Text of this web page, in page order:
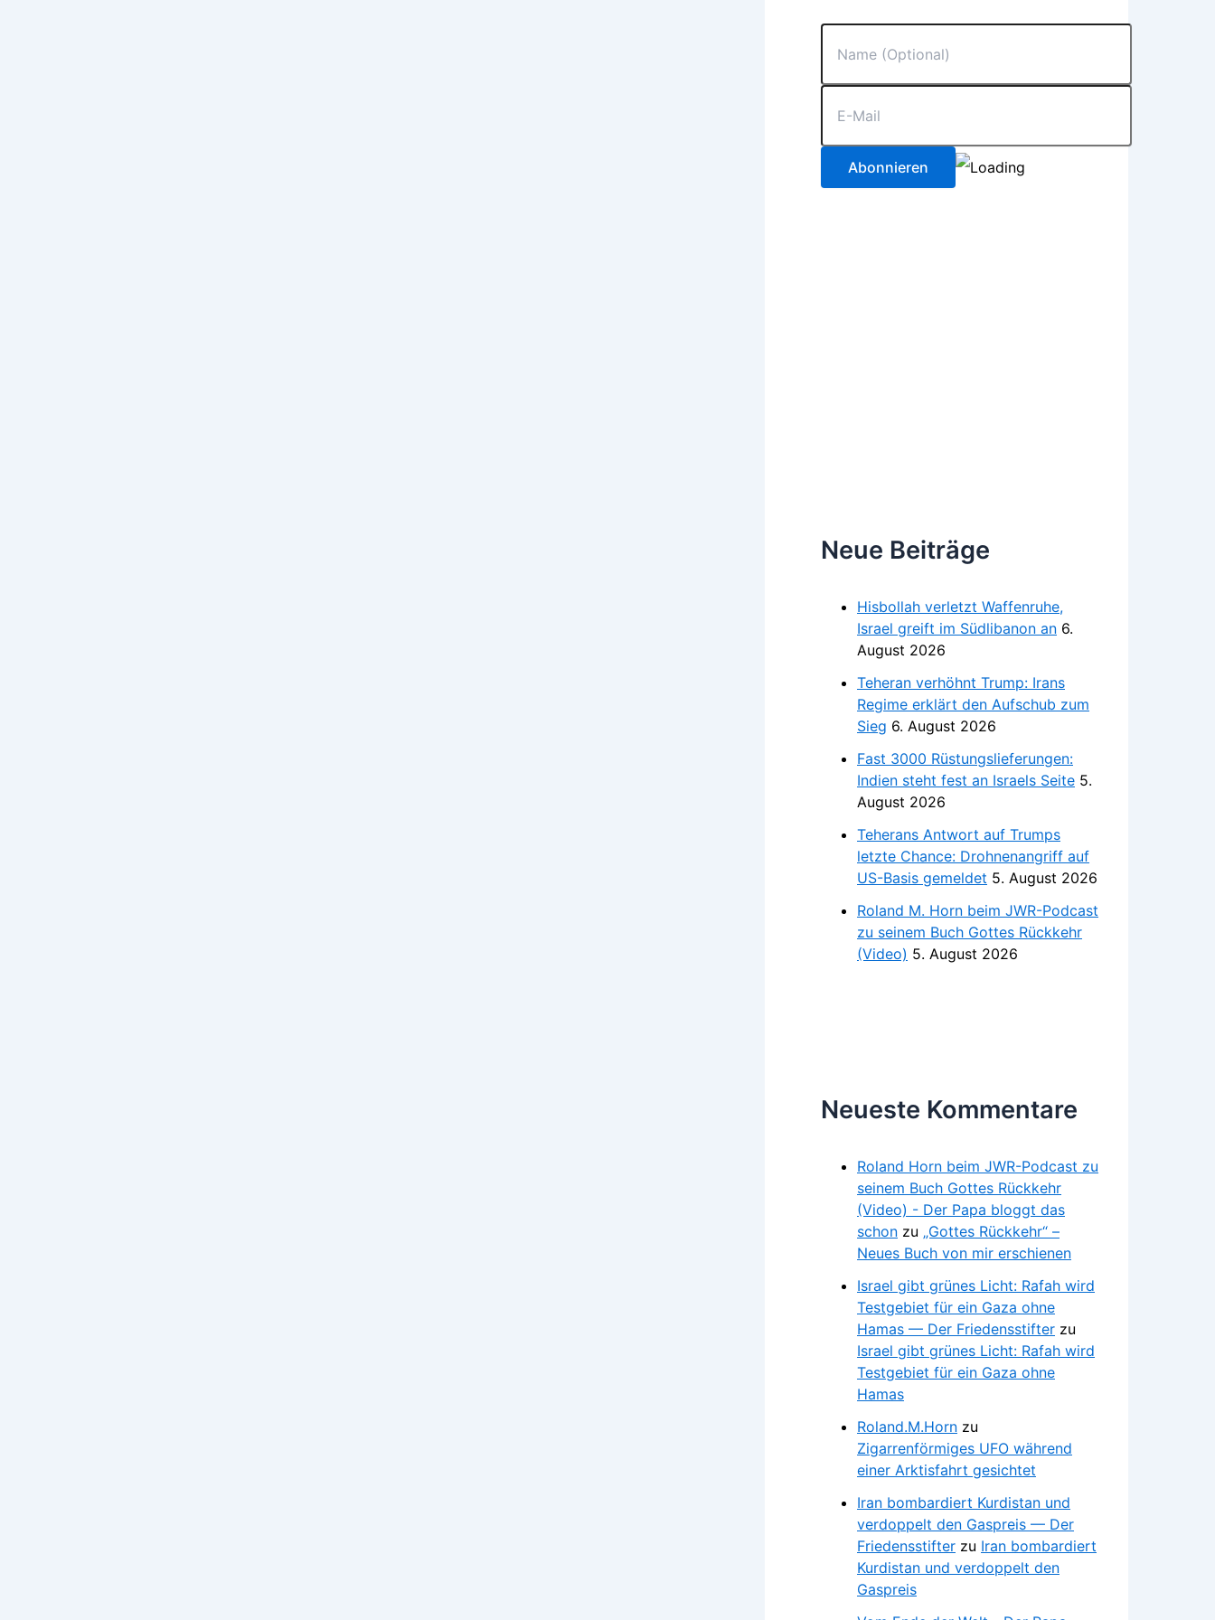
Neue Beiträge
Hisbollah verletzt Waffenruhe,
Israel greift im Südlibanon an 6.
August 2026
Teheran verhöhnt Trump: Irans
Regime erklärt den Aufschub zum
Sieg 6. August 2026
Fast 3000 Rüstungslieferungen:
Indien steht fest an Israels Seite 5.
August 2026
Teherans Antwort auf Trumps
letzte Chance: Drohnenangriff auf
US-Basis gemeldet 5. August 2026
Roland M. Horn beim JWR-Podcast
zu seinem Buch Gottes Rückkehr
(Video) 5. August 2026
Neueste Kommentare
Roland Horn beim JWR-Podcast zu
seinem Buch Gottes Rückkehr
(Video) - Der Papa bloggt das
schon zu „Gottes Rückkehr“ –
Neues Buch von mir erschienen
Israel gibt grünes Licht: Rafah wird
Testgebiet für ein Gaza ohne
Hamas — Der Friedensstifter zu
Israel gibt grünes Licht: Rafah wird
Testgebiet für ein Gaza ohne
Hamas
Roland.M.Horn zu
Zigarrenförmiges UFO während
einer Arktisfahrt gesichtet
Iran bombardiert Kurdistan und
verdoppelt den Gaspreis — Der
Friedensstifter zu Iran bombardiert
Kurdistan und verdoppelt den
Gaspreis